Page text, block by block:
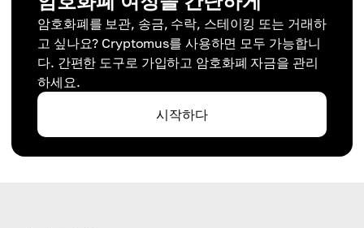
암호화폐를 보관, 송금, 수락, 스테이킹 또는 거래하
고 싶나요? Cryptomus를 사용하면 모두 가능합니
다. 간편한 도구로 가입하고 암호화폐 자금을 관리
하세요.
시작하다